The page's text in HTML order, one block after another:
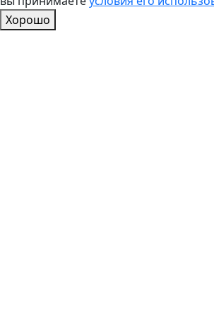
Хорошо